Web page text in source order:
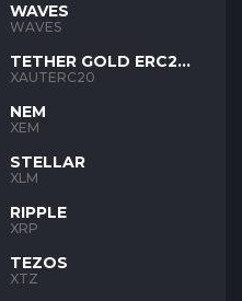
WAVES
WAVES
TETHER GOLD ERC20
XAUT
XAUTERC20
NEM
XEM
STELLAR
XLM
RIPPLE
XRP
TEZOS
XTZ